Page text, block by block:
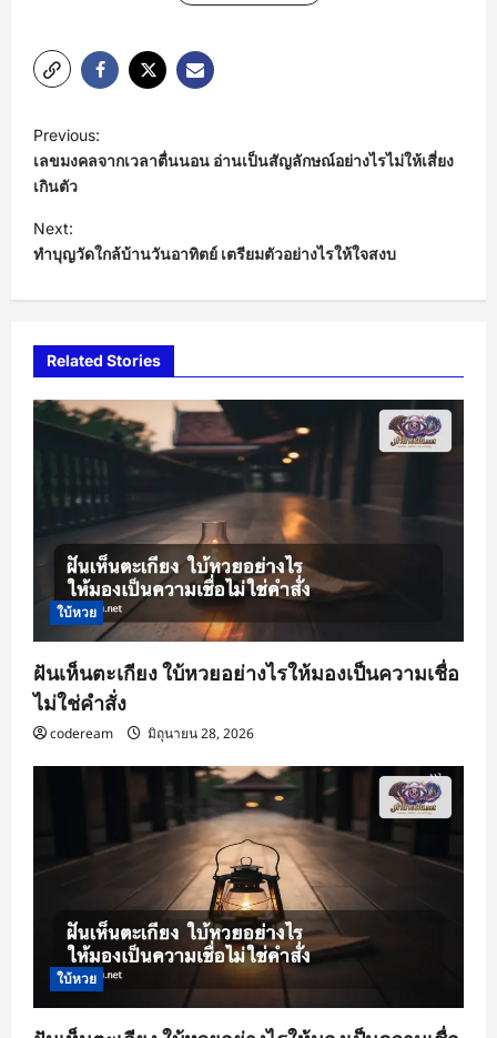
o
s
t
n
a
g
a
o
n
Previous:
เลขมงคลจากเวลาตื่นนอน อ่านเป็นสัญลักษณ์อย่างไรไม่ให้เสี่ยง
เกินตัว
Next:
ทำบุญวัดใกล้บ้านวันอาทิตย์ เตรียมตัวอย่างไรให้ใจสงบ
Related Stories
ใบ้หวย
ฝันเห็นตะเกียง ใบ้หวยอย่างไรให้มองเป็นความเชื่อ
ไม่ใช่คำสั่ง
codeream มิถุนายน 28, 2026
ใบ้หวย